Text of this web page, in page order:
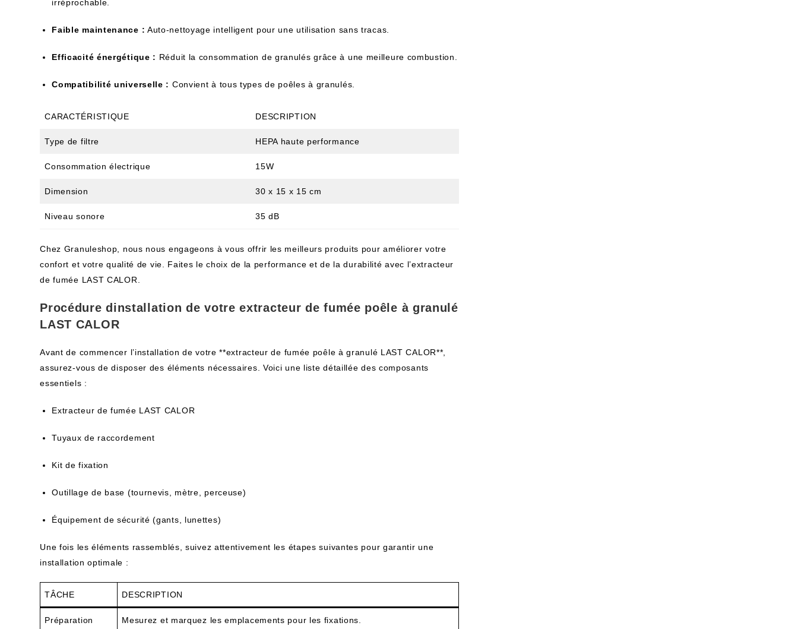
irréprochable.
Faible maintenance : Auto-nettoyage intelligent pour une utilisation sans tracas.
Efficacité énergétique : Réduit la consommation de granulés grâce à une meilleure combustion.
Compatibilité universelle : Convient à tous types de poêles à granulés.
CARACTÉRISTIQUE DESCRIPTION
Type de filtre HEPA haute performance
Consommation électrique 15W
Dimension 30 x 15 x 15 cm
Niveau sonore 35 dB
Chez Granuleshop, nous nous engageons à vous offrir les meilleurs produits pour améliorer votre
confort et votre qualité de vie. Faites le choix de la performance et de la durabilité avec l’extracteur
de fumée LAST CALOR.
Procédure dinstallation de votre extracteur de fumée poêle à granulé
LAST CALOR
Avant de commencer l’installation de votre **extracteur de fumée poêle à granulé LAST CALOR**,
assurez-vous de disposer des éléments nécessaires. Voici une liste détaillée des composants
essentiels :
Extracteur de fumée LAST CALOR
Tuyaux de raccordement
Kit de fixation
Outillage de base (tournevis, mètre, perceuse)
Équipement de sécurité (gants, lunettes)
Une fois les éléments rassemblés, suivez attentivement les étapes suivantes pour garantir une
installation optimale :
TÂCHE DESCRIPTION
Préparation Mesurez et marquez les emplacements pour les fixations.